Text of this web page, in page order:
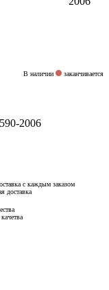
В наличии
заканчивается
2006
с каждым заказом